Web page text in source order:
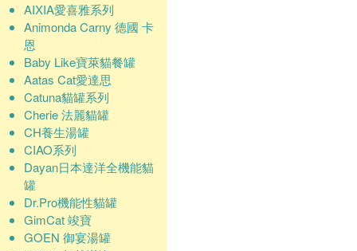
AIXIA愛喜雅系列
Animonda Carny 德國 卡
恩
Baby Like寶萊貓餐罐
Aatas Cat愛達思
Catuna貓罐系列
Cherie 法麗貓罐
CH養生湯罐
CIAO系列
Dayan日本達洋全機能貓
罐
Dr.Pro機能性貓罐
GimCat 竣寶
GOEN 御宴湯罐